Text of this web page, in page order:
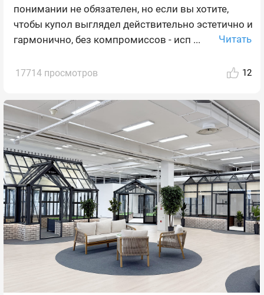
понимании не обязателен, но если вы хотите,
чтобы купол выглядел действительно эстетично и
гармонично, без компромиссов - исп ...
Читать
17714 просмотров 12